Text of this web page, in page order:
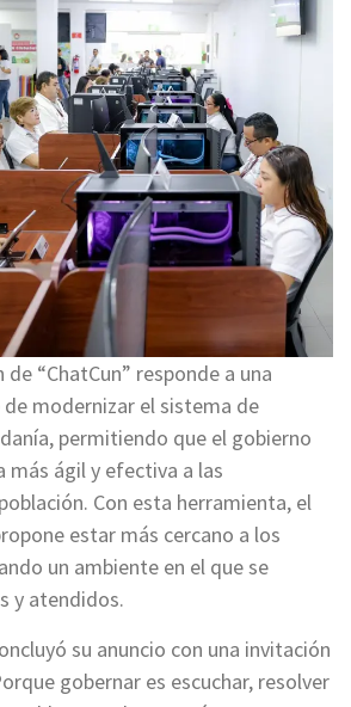
“ChatCun” responde a una
modernizar el sistema de
permitiendo que el gobierno
más ágil y efectiva a las
Con esta herramienta, el
estar más cercano a los
un ambiente en el que se
y atendidos.
su anuncio con una invitación
gobernar es escuchar, resolver